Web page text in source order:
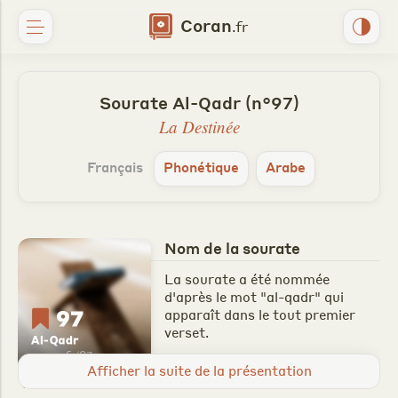
Coran.fr
Sourate Al-Qadr (n°97)
La Destinée
Français Phonétique Arabe
Nom de la sourate
La sourate a été nommée
d'après le mot "al-qadr" qui
apparaît dans le tout premier
verset.
Il y a un débat pour savoir si la sourate Al-Qadr est une
Afficher la suite de la présentation